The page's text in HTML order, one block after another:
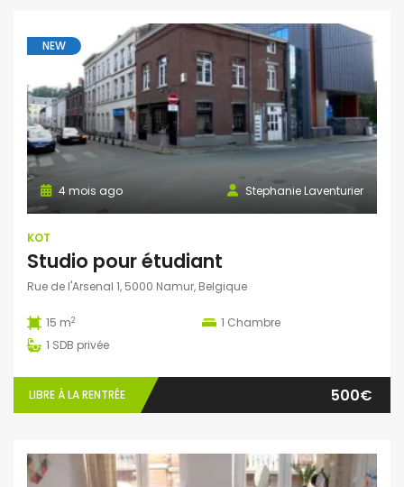
NEW
Stephanie Laventurier
4 mois ago
KOT
Studio pour étudiant
Rue de l'Arsenal 1, 5000 Namur, Belgique
15 m2 1 Chambre
1 SDB privée
LIBRE À LA RENTRÉE 500€